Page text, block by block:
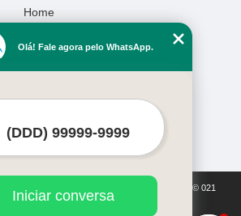
Home
Missão
à proteção de direitos autorais. Copyright© 021
LTDA (Lei 9610 de 19/02/1998)
Olá! Fale agora pelo WhatsApp.
Iniciar conversa